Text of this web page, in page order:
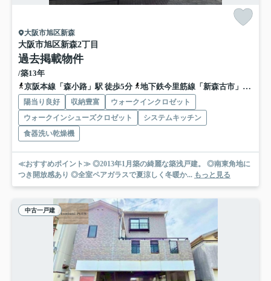
大阪市旭区新森
大阪市旭区新森2丁目
過去掲載物件
/築13年
京阪本線「森小路」駅 徒歩5分
地下鉄今里筋線「新森古市」駅 徒歩9分
陽当り良好 収納豊富
ウォークインクロゼット
ウォークインシューズクロゼット
システムキッチン
食器洗い乾燥機
≪おすすめポイント≫ ◎2013年1月築の綺麗な築浅戸建。 ◎南東角地に
つき開放感あり ◎全室ペアガラスで夏涼しく冬暖か... もっと見る
中古一戸建